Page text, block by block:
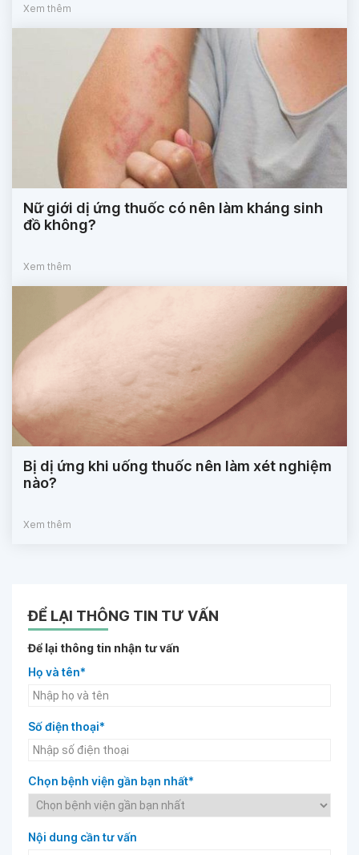
Xem thêm
Nữ giới dị ứng thuốc có nên làm kháng sinh
đồ không?
Xem thêm
Bị dị ứng khi uống thuốc nên làm xét nghiệm
nào?
Xem thêm
ĐỂ LẠI THÔNG TIN TƯ VẤN
Để lại thông tin nhận tư vấn
Họ và tên*
Số điện thoại*
Chọn bệnh viện gần bạn nhất*
Nội dung cần tư vấn